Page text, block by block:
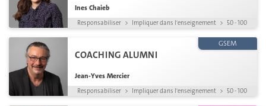
Ines Chaieb
Responsabiliser > Impliquer dans l'enseignement > 50 - 100
COACHING ALUMNI
Jean-Yves Mercier
GSEM
Responsabiliser > Impliquer dans l'enseignement > 50 - 100